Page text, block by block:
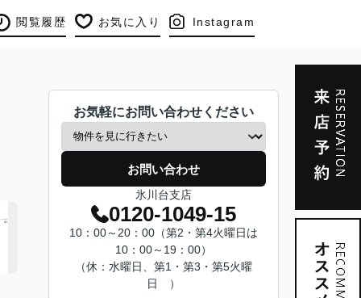
閲覧履歴 お気に入り Instagram
お気軽にお問い合わせください
お問い合わせ
氷川台支店
0120-1049-15
10：00～20：00（第2・第4火曜日は
10：00～19：00）
（休：水曜日、第1・第3・第5火曜
日 ）